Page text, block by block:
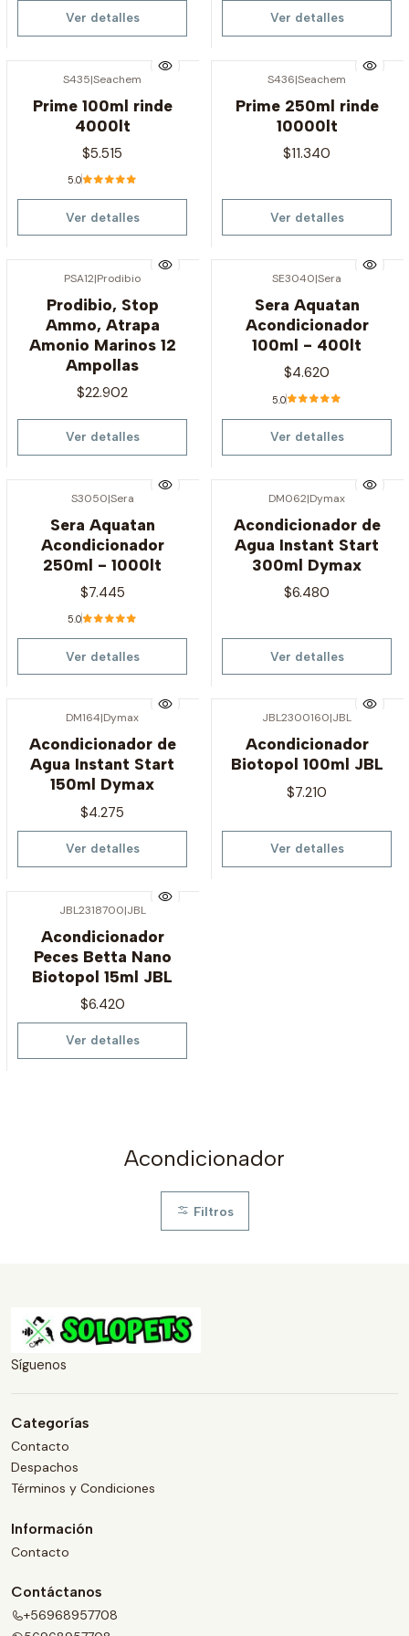
Ver detalles Ver detalles
S435|Seachem
Prime 100ml rinde
4000lt
$5.515
5.0
Ver detalles
S436|Seachem
Prime 250ml rinde
10000lt
$11.340
Ver detalles
PSA12|Prodibio
Prodibio, Stop
Ammo, Atrapa
Amonio Marinos 12
Ampollas
$22.902
Ver detalles
SE3040|Sera
Sera Aquatan
Acondicionador
100ml - 400lt
$4.620
5.0
Ver detalles
S3050|Sera
Sera Aquatan
Acondicionador
250ml - 1000lt
$7.445
5.0
Ver detalles
DM062|Dymax
Acondicionador de
Agua Instant Start
300ml Dymax
$6.480
Ver detalles
DM164|Dymax
Acondicionador de
Agua Instant Start
150ml Dymax
$4.275
Ver detalles
JBL2300160|JBL
Acondicionador
Biotopol 100ml JBL
$7.210
Ver detalles
JBL2318700|JBL
Acondicionador
Peces Betta Nano
Biotopol 15ml JBL
$6.420
Ver detalles
Acondicionador
Filtros
Síguenos
Categorías
Contacto
Despachos
Términos y Condiciones
Información
Contacto
Contáctanos
+56968957708